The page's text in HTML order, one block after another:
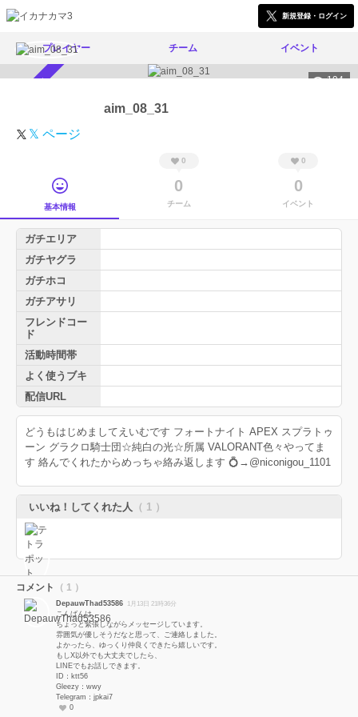
新規登録・ログイン
プレイヤー チーム イベント
194
aim_08_31
𝕏 ページ
基本情報
0
0
チーム
0
0
イベント
ガチエリア
ガチヤグラ
ガチホコ
ガチアサリ
フレンドコー
ド
活動時間帯
よく使うブキ
配信URL
どうもはじめましてえいむです フォートナイト APEX スプラトゥ
ーン グラクロ騎士団☆純白の光☆所属 VALORANT色々やってま
す 絡んでくれたからめっちゃ絡み返します 💍→@niconigou_1101
いいね！してくれた人 （ 1 ）
コメント （ 1 ）
DepauwThad53586 1月13日 21時36分
こんばんは。
ちょっと緊張しながらメッセージしています。
雰囲気が優しそうだなと思って、ご連絡しました。
よかったら、ゆっくり仲良くできたら嬉しいです。
もしX以外でも大丈夫でしたら、
LINEでもお話しできます。
ID：ktt56
Gleezy：wwy
Telegram：jpkai7
0